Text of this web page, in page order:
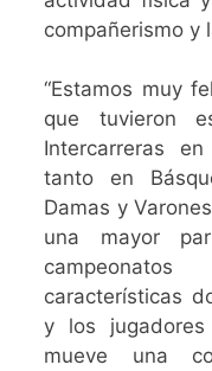
compañerismo y
“Estamos muy
que tuvieron
Intercarreras
tanto en
Damas y
una mayor
características
y los
mueve una